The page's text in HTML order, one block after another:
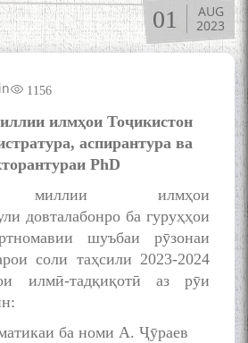
01
AUG
2023
1156
илмҳои Тоҷикистон
аспирантура ва
PhD
миллии илмҳои
довталабонро ба гуруҳҳои
шуъбаи рӯзонаи
соли таҳсили 2023-2024
илмӣ-тадқиқотӣ аз рӯи
ба номи А. Ҷӯраев